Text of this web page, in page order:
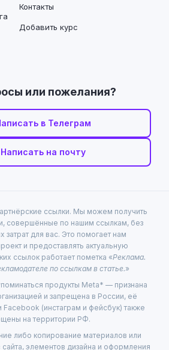
Контакты
Добавить курс
или пожелания?
в Телеграм
Написать на почту
ссылки. Мы можем получить
совершённые по нашим ссылкам, без
затрат для вас. Это помогает нам
и предоставлять актуальную
ссылок работает пометка «Реклама.
по ссылкам в статье.»
продукты Meta* — признана
и запрещена в России, её
Facebook (инстаграм и фейсбук) также
на территории РФ.
либо копирование материалов или
элементов дизайна и оформления